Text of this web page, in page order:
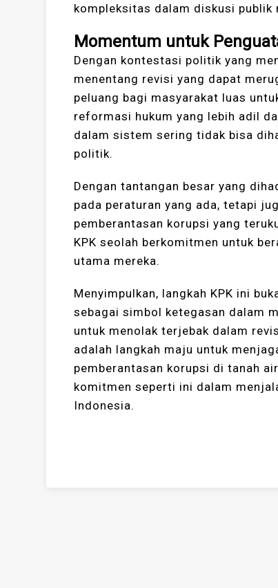
kompleksitas dalam diskusi publik
Momentum untuk
Dengan kontestasi politik yang
menentang revisi yang dapat
peluang bagi masyarakat luas
reformasi hukum yang lebih adil
dalam sistem sering tidak bisa
politik.
Dengan tantangan besar yang
pada peraturan yang ada, tetapi
pemberantasan korupsi yang
KPK seolah berkomitmen untuk
utama mereka.
Menyimpulkan, langkah KPK ini
sebagai simbol ketegasan dalam
untuk menolak terjebak dalam
adalah langkah maju untuk
pemberantasan korupsi di tanah
komitmen seperti ini dalam
Indonesia.